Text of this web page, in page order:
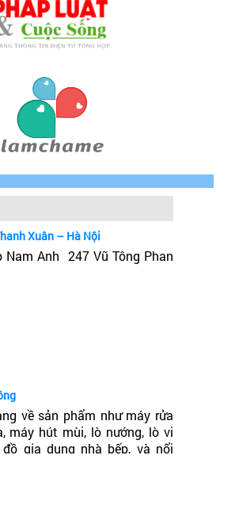
Xuân – Hà Nội
Nam Anh 247 Vũ Tông Phan
về sản phẩm như máy rửa
máy hút mùi, lò nướng, lò vi
gia dụng nhà bếp, và nổi
từ Canzy. Vậy Bếp từ Canzy